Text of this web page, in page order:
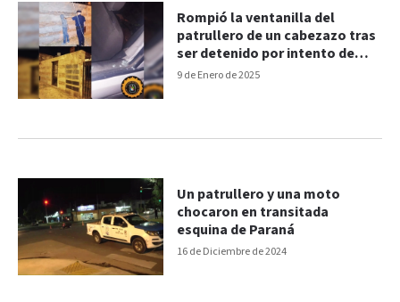
9 de Enero de 2025
Rompió la ventanilla del
patrullero de un cabezazo tras
ser detenido por intento de
robo
16 de Diciembre de 2024
Un patrullero y una moto
chocaron en transitada
esquina de Paraná